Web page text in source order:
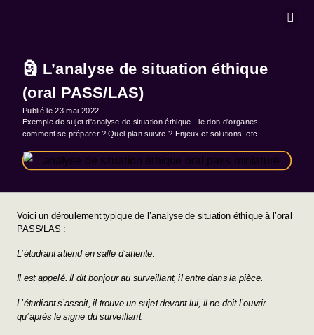
🗿 L’analyse de situation éthique
(oral PASS/LAS)
Publié le 23 mai 2022
Exemple de sujet d'analyse de situation éthique - le don d'organes,
comment se préparer ? Quel plan suivre ? Enjeux et solutions, etc.
Voici un déroulement typique de l’analyse de situation éthique à l’oral
PASS/LAS :
L’étudiant attend en salle d’attente.
Il est appelé. Il dit bonjour au surveillant, il entre dans la pièce.
L’étudiant s’assoit, il trouve un sujet devant lui, il ne doit l’ouvrir
qu’après le signe du surveillant.